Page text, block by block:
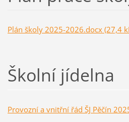
Plán školy 2025-2026.docx (27,4
Školní jídelna
Provozní a vnitřní řád ŠJ Pěčín